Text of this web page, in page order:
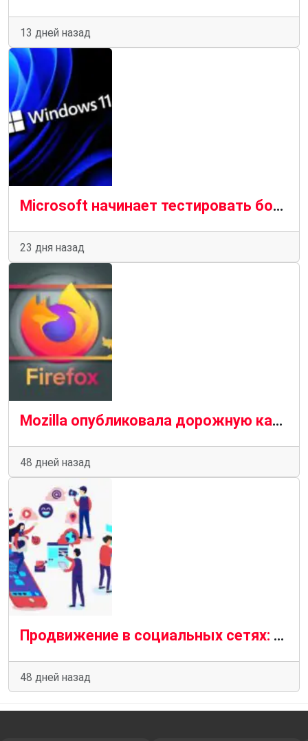
13 дней назад
Microsoft начинает тестировать более удобный поиск в Windows без рекламы
23 дня назад
Mozilla опубликовала дорожную карту Firefox с информацией о грядущих значительных изменениях в браузере
48 дней назад
Продвижение в социальных сетях: как меняется SMM и чего ждать в будущем
48 дней назад